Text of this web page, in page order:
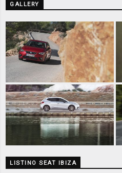
GALLERY
LISTINO SEAT IBIZA